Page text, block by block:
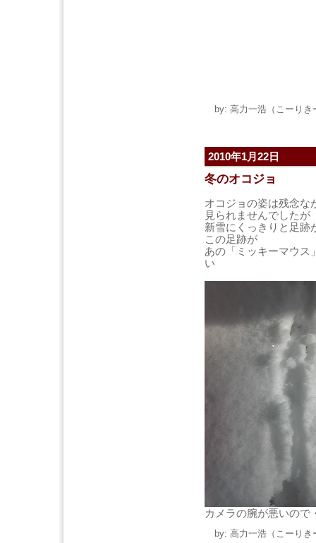
by: 高力一浩（こーりき
2010年1月22日
冬のオコジョ
オコジョの姿は残念な
見られませんでしたが
新雪にくっきりと足跡
この足跡が
あの「ミッキーマウス
い
カメラの腕が悪いので
by: 高力一浩（こーりき